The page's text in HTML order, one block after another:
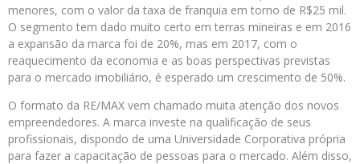
menores, com o valor da taxa de franquia em torno de R$25 mil.
O segmento tem dado muito certo em terras mineiras e em 2016
a expansão da marca foi de 20%, mas em 2017, com o
reaquecimento da economia e as boas perspectivas previstas
para o mercado imobiliário, é esperado um crescimento de 50%.
O formato da RE/MAX vem chamado muita atenção dos novos
empreendedores. A marca investe na qualificação de seus
profissionais, dispondo de uma Universidade Corporativa própria
para fazer a capacitação de pessoas para o mercado. Além disso,